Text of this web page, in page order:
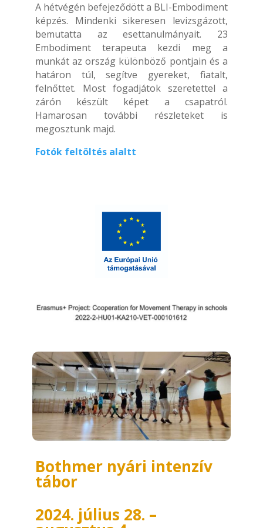
A hétvégén befejeződött a BLI-Embodiment
képzés. Mindenki sikeresen levizsgázott,
bemutatta az esettanulmányait. 23
Embodiment terapeuta kezdi meg a
munkát az ország különböző pontjain és a
határon túl, segítve gyereket, fiatalt,
felnőttet. Most fogadjátok szeretettel a
zárón készült képet a csapatról.
Hamarosan további részleteket is
megosztunk majd.
Fotók feltöltés alaltt
Bothmer nyári intenzív
tábor
2024. július 28. –